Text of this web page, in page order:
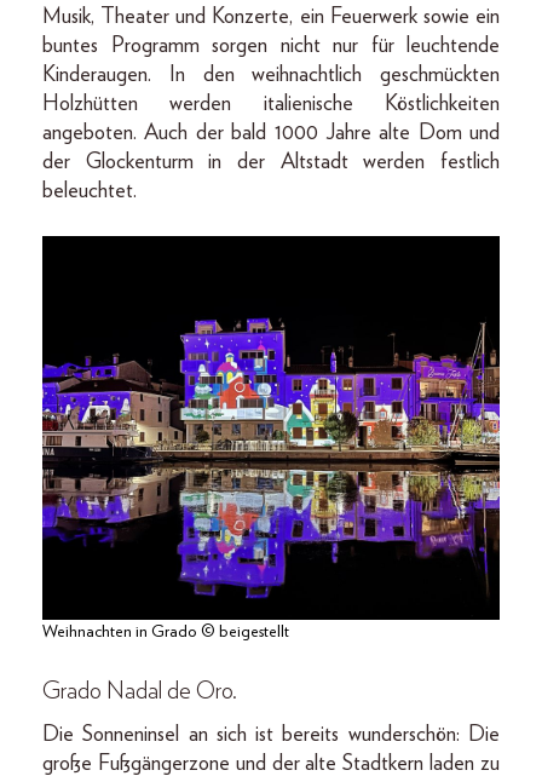
Musik, Theater und Konzerte, ein Feuerwerk sowie ein
buntes Programm sorgen nicht nur für leuchtende
Kinderaugen. In den weihnachtlich geschmückten
Holzhütten werden italienische Köstlichkeiten
angeboten. Auch der bald 1000 Jahre alte Dom und
der Glockenturm in der Altstadt werden festlich
beleuchtet.
Weihnachten in Grado © beigestellt
Grado Nadal de Oro.
Die Sonneninsel an sich ist bereits wunderschön: Die
große Fußgängerzone und der alte Stadtkern laden zu